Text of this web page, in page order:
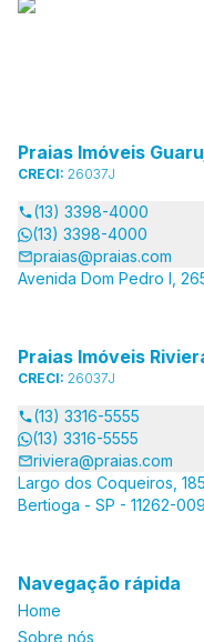
Praias Imóveis
CRECI: 26037J
(13) 3398-4000
(13) 3398-4000
praias@praias.com
Avenida Dom Pedro I,
Praias Imóveis
CRECI: 26037J
(13) 3316-5555
(13) 3316-5555
riviera@praias.com
Largo dos Coqueiros,
Bertioga - SP - 11262-009
Navegação rápida
Home
Sobre nós